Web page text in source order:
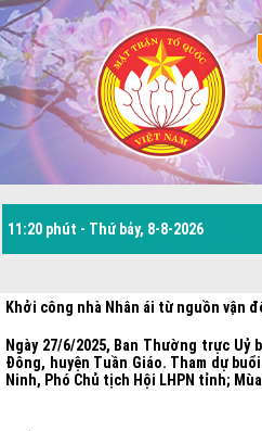
11:20 phút - Thứ bảy, 8-8-2026
Khởi công nhà Nhân ái từ nguồn vận
Ngày 27/6/2025, Ban Thường trực
Đông, huyện Tuần Giáo. Tham dự
Ninh, Phó Chủ tịch Hội LHPN tỉnh;